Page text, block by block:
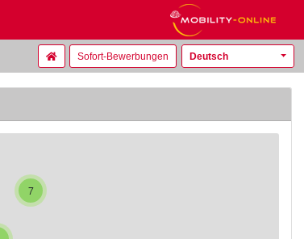
Sofort-Bewerbungen Deutsch
7